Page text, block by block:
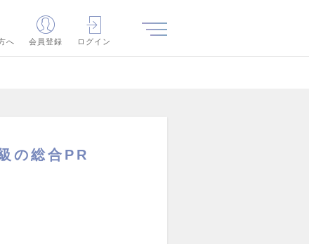
へ
会員登録 ログイン
の総合PR